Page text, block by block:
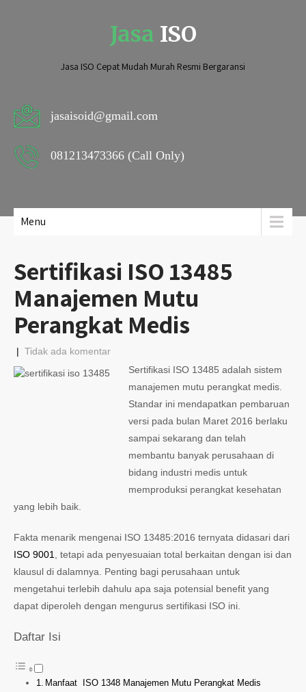
Jasa ISO
Jasa ISO Cepat Mudah Murah Resmi Bergaransi
jasaisoid@gmail.com
081213473366 (Call Only)
Menu
Sertifikasi ISO 13485
Manajemen Mutu
Perangkat Medis
| Tidak ada komentar
Sertifikasi ISO 13485 adalah sistem
manajemen mutu perangkat medis.
Standar ini mendapatkan pembaruan
versi pada bulan Maret 2016 berlaku
sampai sekarang dan telah
membantu banyak perusahaan di
bidang industri medis untuk
memproduksi perangkat kesehatan
yang lebih baik.
Fakta menarik mengenai ISO 13485:2016 ternyata didasari dari
ISO 9001, tetapi ada penyesuaian total berkaitan dengan isi dan
klausul di dalamnya. Penting bagi perusahaan untuk
mengetahui terlebih dahulu apa saja potensial benefit yang
dapat diperoleh dengan mengurus sertifikasi ISO ini.
Daftar Isi
Manfaat ISO 1348 Manajemen Mutu Perangkat Medis